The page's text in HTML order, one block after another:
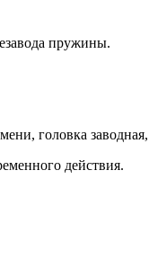
пружины.
головка
действия.